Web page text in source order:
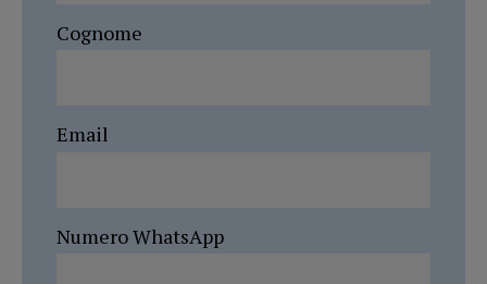
Cognome
Email
Numero WhatsApp